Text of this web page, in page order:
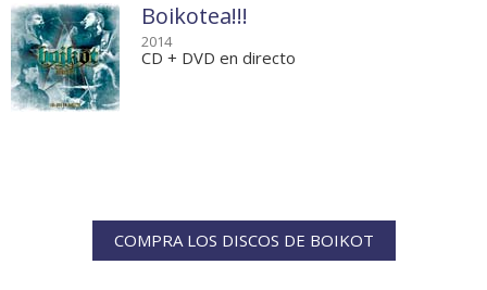
Boikotea!!!
2014
CD + DVD en directo
COMPRA LOS DISCOS DE BOIKOT